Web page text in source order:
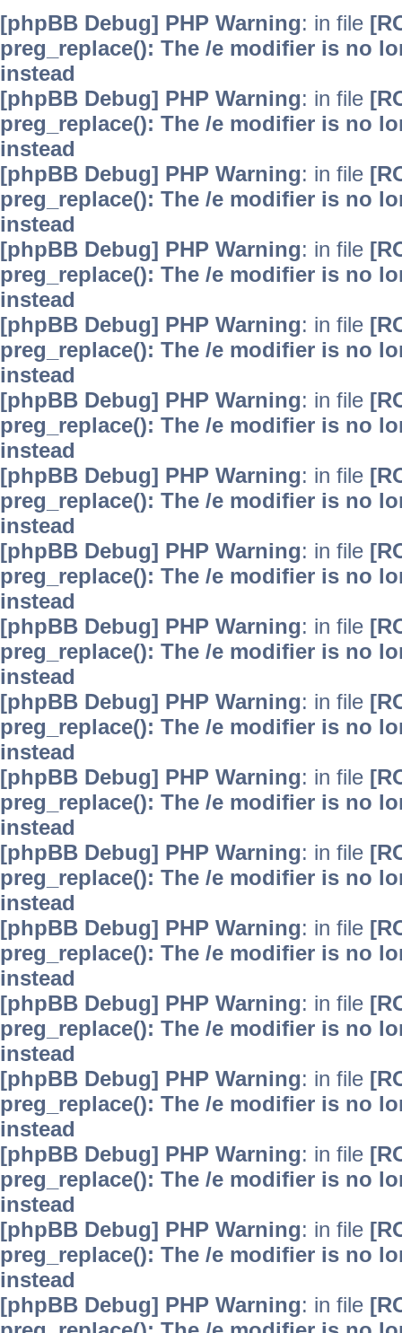
[phpBB Debug] PHP Warning: in file
preg_replace(): The /e modifier is no
instead
[phpBB Debug] PHP Warning: in file
preg_replace(): The /e modifier is no
instead
[phpBB Debug] PHP Warning: in file
preg_replace(): The /e modifier is no
instead
[phpBB Debug] PHP Warning: in file
preg_replace(): The /e modifier is no
instead
[phpBB Debug] PHP Warning: in file
preg_replace(): The /e modifier is no
instead
[phpBB Debug] PHP Warning: in file
preg_replace(): The /e modifier is no
instead
[phpBB Debug] PHP Warning: in file
preg_replace(): The /e modifier is no
instead
[phpBB Debug] PHP Warning: in file
preg_replace(): The /e modifier is no
instead
[phpBB Debug] PHP Warning: in file
preg_replace(): The /e modifier is no
instead
[phpBB Debug] PHP Warning: in file
preg_replace(): The /e modifier is no
instead
[phpBB Debug] PHP Warning: in file
preg_replace(): The /e modifier is no
instead
[phpBB Debug] PHP Warning: in file
preg_replace(): The /e modifier is no
instead
[phpBB Debug] PHP Warning: in file
preg_replace(): The /e modifier is no
instead
[phpBB Debug] PHP Warning: in file
preg_replace(): The /e modifier is no
instead
[phpBB Debug] PHP Warning: in file
preg_replace(): The /e modifier is no
instead
[phpBB Debug] PHP Warning: in file
preg_replace(): The /e modifier is no
instead
[phpBB Debug] PHP Warning: in file
preg_replace(): The /e modifier is no
instead
[phpBB Debug] PHP Warning: in file